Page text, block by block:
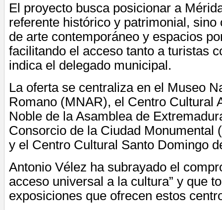
El proyecto busca posicionar a
referente histórico y patrimonial, sino
de arte contemporáneo y espacios
facilitando el acceso tanto a turistas
indica el delegado municipal.
La oferta se centraliza en el Museo
Romano (MNAR), el Centro Cultural
Noble de la Asamblea de
Consorcio de la Ciudad Monumental
y el Centro Cultural Santo Domingo
Antonio Vélez ha subrayado el
acceso universal a la cultura” y que
exposiciones que ofrecen estos